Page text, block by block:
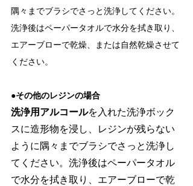
隅々までブラシでさっと洗浄してください。
洗浄後はペーパータオルで水分を拭き取り、
エアーブローで乾燥、または自然乾燥させて
ください。
●その他のレジンの場合
洗浄用アルコールを入れた洗浄ボック
スに造形物を浸し、レジンが残らない
ように隅々までブラシでさっと洗浄し
てください。洗浄後はペーパータオル
で水分を拭き取り、エアーブローで乾